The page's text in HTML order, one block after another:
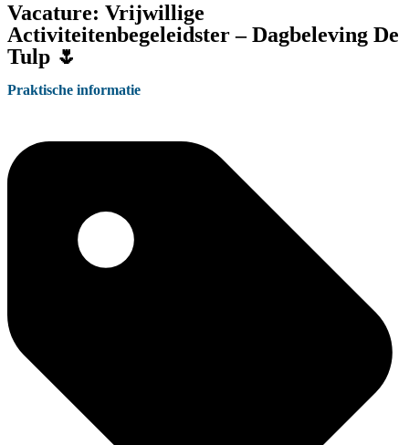
Vacature: Vrijwillige
Activiteitenbegeleidster – Dagbeleving De
Tulp 🌷
Praktische informatie